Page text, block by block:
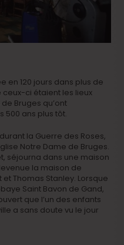
en 120 jours dans plus de
ceux-ci étaient les lieux
Bruges qu’ont
500 ans plus tôt.
la Guerre des Roses,
Notre Dame de Bruges.
séjourna dans une maison
la maison de
Thomas Stanley. Lorsque
Saint Bavon de Gand,
que l’un des enfants
a sans doute vu le jour